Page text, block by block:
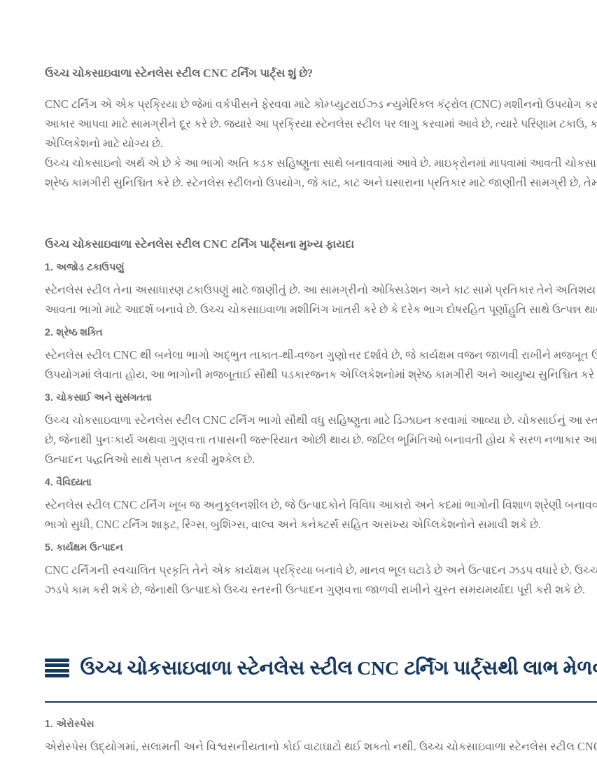
ઉચ્ચ ચોકસાઇવાળા સ્ટેનલેસ સ્ટીલ CNC ટર્નિંગ પાર્ટ્સ શું છે?
CNC ટર્નિંગ એ એક પ્રક્રિયા છે જેમાં વર્કપીસને ફેરવવા માટે કોમ્પ્યુટરાઈઝ્ડ ન્યુમેરિકલ કંટ્રોલ (CNC) મશીનનો
આકાર આપવા માટે સામગ્રીને દૂર કરે છે. જ્યારે આ પ્રક્રિયા સ્ટેનલેસ સ્ટીલ પર લાગુ કરવામાં આવે છે, ત્યારે પરિણામ ટકાઉ,
એપ્લિકેશનો માટે યોગ્ય છે.
ઉચ્ચ ચોકસાઇનો અર્થ એ છે કે આ ભાગો અતિ કડક સહિષ્ણુતા સાથે બનાવવામાં આવે છે. માઇક્રોનમાં માપવામાં આવતી
શ્રેષ્ઠ કામગીરી સુનિશ્ચિત કરે છે. સ્ટેનલેસ સ્ટીલનો ઉપયોગ, જે કાટ, કાટ અને ઘસારાના પ્રતિકાર માટે જાણીતી સામગ્રી
ઉચ્ચ ચોકસાઇવાળા સ્ટેનલેસ સ્ટીલ CNC ટર્નિંગ પાર્ટ્સના મુખ્ય ફાયદા
1. અજોડ ટકાઉપણું
સ્ટેનલેસ સ્ટીલ તેના અસાધારણ ટકાઉપણું માટે જાણીતું છે. આ સામગ્રીનો ઓક્સિડેશન અને કાટ સામે પ્રતિકાર તેને અતિશય
આવતા ભાગો માટે આદર્શ બનાવે છે. ઉચ્ચ ચોકસાઇવાળા મશીનિંગ ખાતરી કરે છે કે દરેક ભાગ દોષરહિત પૂર્ણાહુતિ સાથે ઉત્પન્ન
2. શ્રેષ્ઠ શક્તિ
સ્ટેનલેસ સ્ટીલ CNC થી બનેલા ભાગો અદ્ભુત તાકાત-થી-વજન ગુણોત્તર દર્શાવે છે, જે કાર્યક્ષમ વજન જાળવી રાખીને મજબૂત
ઉપયોગમાં લેવાતા હોય, આ ભાગોની મજબૂતાઈ સૌથી પડકારજનક એપ્લિકેશનોમાં શ્રેષ્ઠ કામગીરી અને આયુષ્ય સુનિશ્ચિત કરે
3. ચોકસાઈ અને સુસંગતતા
ઉચ્ચ ચોકસાઇવાળા સ્ટેનલેસ સ્ટીલ CNC ટર્નિંગ ભાગો સૌથી વધુ સહિષ્ણુતા માટે ડિઝાઇન કરવામાં આવ્યા છે. ચોકસાઈનું આ
છે, જેનાથી પુનઃકાર્ય અથવા ગુણવત્તા તપાસની જરૂરિયાત ઓછી થાય છે. જટિલ ભૂમિતિઓ બનાવતી હોય કે સરળ નળાકાર
ઉત્પાદન પદ્ધતિઓ સાથે પ્રાપ્ત કરવી મુશ્કેલ છે.
4. વૈવિધ્યતા
સ્ટેનલેસ સ્ટીલ CNC ટર્નિંગ ખૂબ જ અનુકૂલનશીલ છે, જે ઉત્પાદકોને વિવિધ આકારો અને કદમાં ભાગોની વિશાળ શ્રેણી
ભાગો સુધી, CNC ટર્નિંગ શાફ્ટ, રિંગ્સ, બુશિંગ્સ, વાલ્વ અને કનેક્ટર્સ સહિત અસંખ્ય એપ્લિકેશનોને સમાવી શકે છે.
5. કાર્યક્ષમ ઉત્પાદન
CNC ટર્નિંગની સ્વચાલિત પ્રકૃતિ તેને એક કાર્યક્ષમ પ્રક્રિયા બનાવે છે, માનવ ભૂલ ઘટાડે છે અને ઉત્પાદન ઝડપ વધારે છે.
ઝડપે કામ કરી શકે છે, જેનાથી ઉત્પાદકો ઉચ્ચ સ્તરની ઉત્પાદન ગુણવત્તા જાળવી રાખીને ચુસ્ત સમયમર્યાદા પૂરી કરી શકે છે.
ઉચ્ચ ચોકસાઇવાળા સ્ટેનલેસ સ્ટીલ CNC ટર્નિંગ પાર્ટ્સથી લાભ
1. એરોસ્પેસ
એરોસ્પેસ ઉદ્યોગમાં, સલામતી અને વિશ્વસનીયતાનો કોઈ વાટાઘાટો થઈ શકતો નથી. ઉચ્ચ ચોકસાઇવાળા સ્ટેનલેસ સ્ટીલ